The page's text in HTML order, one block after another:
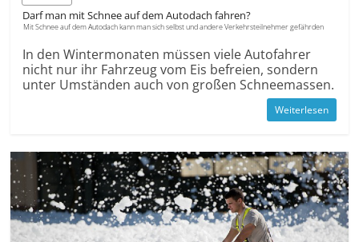
Darf man mit Schnee auf dem Autodach fahren?
Mit Schnee auf dem Autodach kann man sich selbst und andere Verkehrsteilnehmer gefährden
In den Wintermonaten müssen viele Autofahrer
nicht nur ihr Fahrzeug vom Eis befreien, sondern
unter Umständen auch von großen Schneemassen.
Weiterlesen